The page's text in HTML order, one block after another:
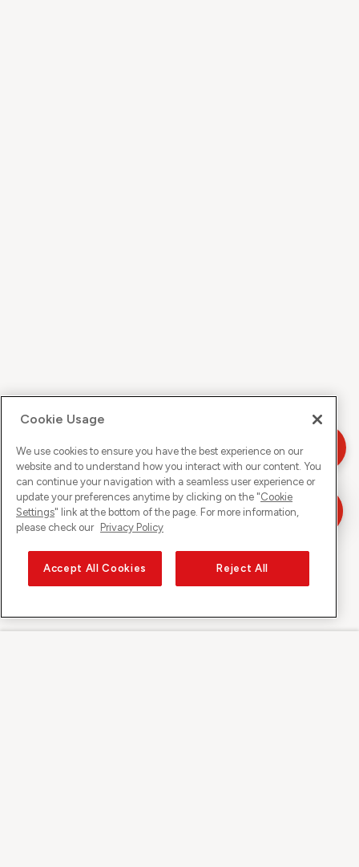
Cookie Usage
We use cookies to ensure you have the best experience on our
website and to understand how you interact with our content. You
can continue your navigation with a seamless user experience or
update your preferences anytime by clicking on the "Cookie
Settings" link at the bottom of the page. For more information,
please check our Privacy Policy
Accept All Cookies Reject All